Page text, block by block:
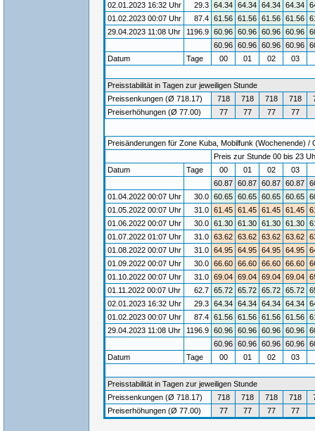
02.01.2023 16:32 Uhr
29.3 64.34 64.34 64.34 64.34
01.02.2023 00:07 Uhr
87.4 61.56 61.56 61.56 61.56
29.04.2023 11:08 Uhr
1196.9 60.96 60.96 60.96 60.96
60.96 60.96 60.96 60.96
Datum
Tage 00 01 02 03
Preisstabilität in Tagen zur jeweiligen Stunde
Preissenkungen (Ø 718.17)
718 718 718 718
Preiserhöhungen (Ø 77.00)
77 77 77 77
Preisänderungen für Zone Kuba, Mobilfunk (Wochenende) /
Preis zur Stunde 00 bis 23
Datum
Tage 00 01 02 03
60.87 60.87 60.87 60.87
01.04.2022 00:07 Uhr
30.0 60.65 60.65 60.65 60.65
01.05.2022 00:07 Uhr
31.0 61.45 61.45 61.45 61.45
01.06.2022 00:07 Uhr
30.0 61.30 61.30 61.30 61.30
01.07.2022 01:07 Uhr
31.0 63.62 63.62 63.62 63.62
01.08.2022 00:07 Uhr
31.0 64.95 64.95 64.95 64.95
01.09.2022 00:07 Uhr
30.0 66.60 66.60 66.60 66.60
01.10.2022 00:07 Uhr
31.0 69.04 69.04 69.04 69.04
01.11.2022 00:07 Uhr
62.7 65.72 65.72 65.72 65.72
02.01.2023 16:32 Uhr
29.3 64.34 64.34 64.34 64.34
01.02.2023 00:07 Uhr
87.4 61.56 61.56 61.56 61.56
29.04.2023 11:08 Uhr
1196.9 60.96 60.96 60.96 60.96
60.96 60.96 60.96 60.96
Datum
Tage 00 01 02 03
Preisstabilität in Tagen zur jeweiligen Stunde
Preissenkungen (Ø 718.17)
718 718 718 718
Preiserhöhungen (Ø 77.00)
77 77 77 77